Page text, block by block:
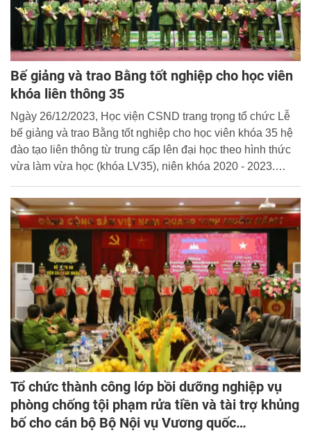
Bế giảng và trao Bằng tốt nghiệp cho học viên
khóa liên thông 35
Ngày 26/12/2023, Học viện CSND trang trọng tổ chức Lễ
bế giảng và trao Bằng tốt nghiệp cho học viên khóa 35 hệ
đào tạo liên thông từ trung cấp lên đại học theo hình thức
vừa làm vừa học (khóa LV35), niên khóa 2020 - 2023.
viện dự và chủ trì buổi lễ.
Tổ chức thành công lớp bồi dưỡng nghiệp vụ
phòng chống tội phạm rửa tiền và tài trợ khủng
bố cho cán bộ Bộ Nội vụ Vương quốc